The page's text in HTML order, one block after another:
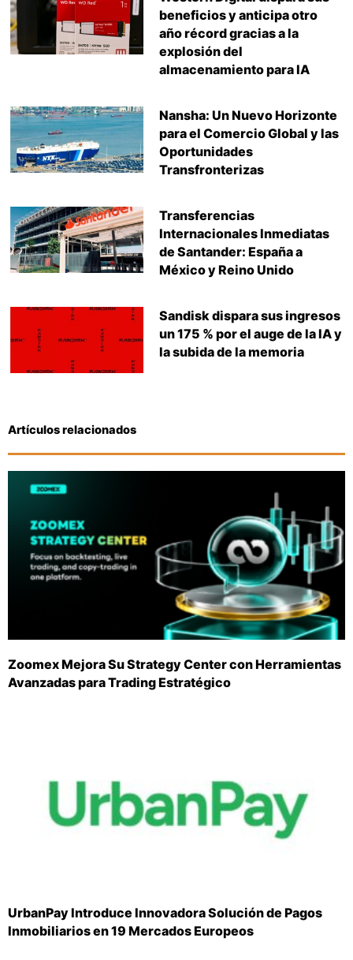
beneficios y anticipa otro
año récord gracias a la
explosión del
almacenamiento para IA
Nansha: Un Nuevo Horizonte
para el Comercio Global y las
Oportunidades
Transfronterizas
Transferencias
Internacionales Inmediatas
de Santander: España a
México y Reino Unido
Sandisk dispara sus ingresos
un 175 % por el auge de la IA y
la subida de la memoria
Artículos relacionados
Zoomex Mejora Su Strategy Center con Herramientas
Avanzadas para Trading Estratégico
UrbanPay Introduce Innovadora Solución de Pagos
Inmobiliarios en 19 Mercados Europeos